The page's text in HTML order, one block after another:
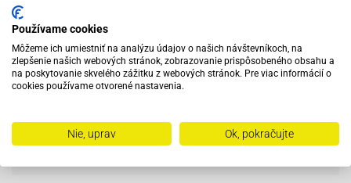
Priemer závitu:
12mm
Výška závitu:
19mm
Priemer klúča:
18mm
Používame cookies
Môžeme ich umiestniť na analýzu údajov o našich návštevníkoch, na
zlepšenie našich webových stránok, zobrazovanie prispôsobeného obsahu a
na poskytovanie skvelého zážitku z webových stránok. Pre viac informácií o
cookies používame otvorené nastavenia.
Nie, uprav Ok, pokračujte